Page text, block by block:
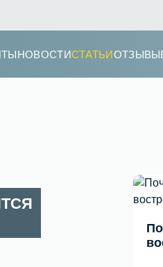
НОВОСТИСТАТЬИОТЗЫВЫ